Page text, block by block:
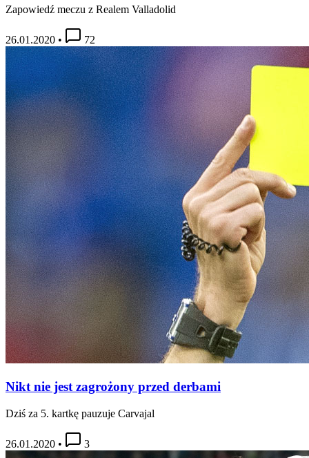
Zapowiedź meczu z Realem Valladolid
26.01.2020 • 72
Nikt nie jest zagrożony przed derbami
Dziś za 5. kartkę pauzuje Carvajal
26.01.2020 • 3